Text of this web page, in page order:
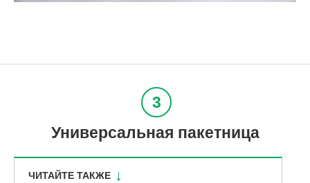
Универсальная пакетница
ЧИТАЙТЕ ТАКЖЕ